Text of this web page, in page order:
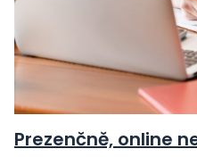
Prezenčně, online